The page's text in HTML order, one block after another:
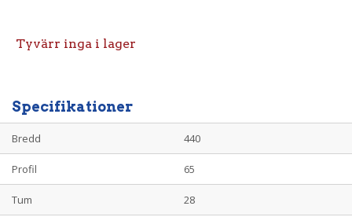
Tyvärr inga i lager
Specifikationer
Bredd 440
Profil 65
Tum 28